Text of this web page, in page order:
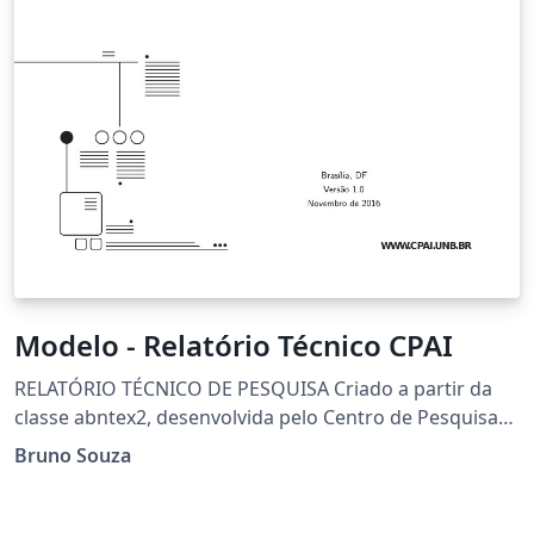
Modelo - Relatório Técnico CPAI
RELATÓRIO TÉCNICO DE PESQUISA Criado a partir da
classe abntex2, desenvolvida pelo Centro de Pesquisa
em Arquitetura da Informação (CPAI)
Bruno Souza